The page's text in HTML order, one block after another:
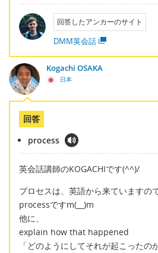
回答したアンカーのサイト
DMM英会話
Kogachi OSAKA
日本
回答
process
英会話講師のKOGACHIです(^^)/
プロセスは、英語から来ていますの
processですm(__)m
他に、
explain how that happened
「どのようにしてそれが起こった